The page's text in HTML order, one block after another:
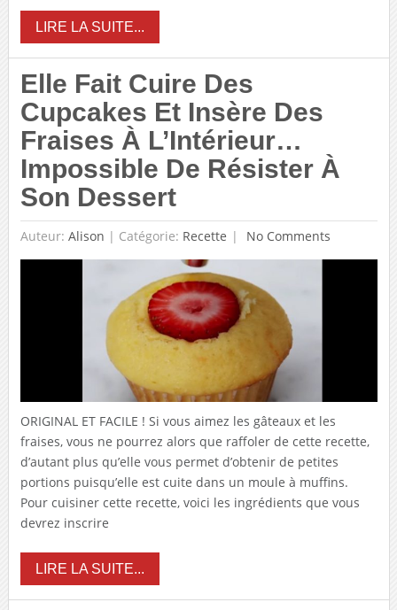
LIRE LA SUITE...
Elle Fait Cuire Des
Cupcakes Et Insère Des
Fraises À L’Intérieur…
Impossible De Résister À
Son Dessert
Auteur: Alison | Catégorie: Recette No Comments
ORIGINAL ET FACILE ! Si vous aimez les gâteaux et les
fraises, vous ne pourrez alors que raffoler de cette recette,
d’autant plus qu’elle vous permet d’obtenir de petites
portions puisqu’elle est cuite dans un moule à muffins.
Pour cuisiner cette recette, voici les ingrédients que vous
devrez inscrire
LIRE LA SUITE...